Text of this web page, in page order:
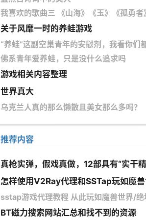
我喜欢的歌曲三 《山海》《玉》《孤勇
关于风靡一时的养蛙游戏
“养蛙”这副空巢青年的安慰剂，我看你们
佛系青年爱养蛙，只是没什么追求吗
游戏相关内容整理
世界真大
乌克兰人真的那么懒散且美女那么多吗？
推荐内容
真枪实弹，假戏真做，12部具有“实干精
怎样使用V2Ray代理和SSTap玩如魔
sstap游戏代理教程 从此玩如魔兽世界/
BT磁力搜索网站汇总和找不到的资源